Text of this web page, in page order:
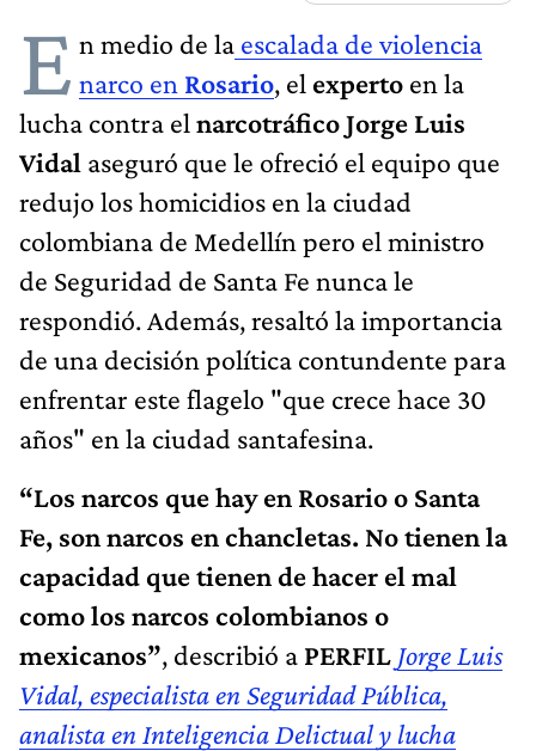
E n medio de la escalada de violencia
narco en Rosario, el experto en la
lucha contra el narcotráficoJorge Luis
Vidal aseguró que le ofreció el equipo que
redujo los homicidios en la ciudad
colombiana de Medellín pero el ministro
de Seguridad de Santa Fe nunca le
respondió. Además, resaltó la importancia
de una decisión política contundente para
enfrentar este flagelo "que crece hace 30
años" en la ciudad santafesina.
“Los narcos que hay en Rosario o Santa
Fe, son narcos en chancletas. No tienen la
capacidad que tienen de hacer el mal
como los narcos colombianos o
mexicanos”, describió a PERFIL Jorge Luis
Vidal, especialista en Seguridad Pública,
analista en Inteligencia Delictual y lucha